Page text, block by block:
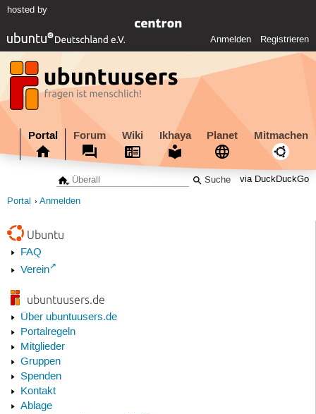
hosted by
Anmelden Registrieren
Portal Forum Wiki Ikhaya Planet Mitmachen
via DuckDuckGo
Portal Anmelden
Ubuntu
FAQ
Verein
ubuntuusers.de
Über ubuntuusers.de
Portalregeln
Mitglieder
Gruppen
Spenden
Kontakt
Ablage